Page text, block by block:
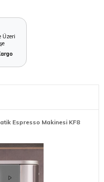
Üzeri
Espresso Makinesi KF8